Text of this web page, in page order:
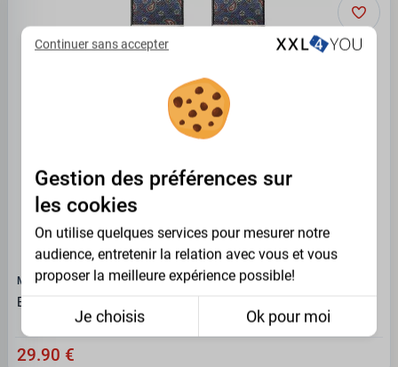
MAXFORT
Bretelle motif cachemire bleu à pinces
29.90 €
Continuer sans accepter
Gestion des préférences sur
les cookies
On utilise quelques services pour mesurer notre
audience, entretenir la relation avec vous et vous
proposer la meilleure expérience possible!
Je choisis Ok pour moi